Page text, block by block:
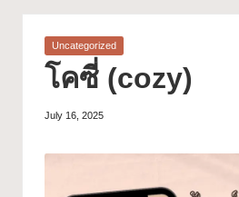
Uncategorized
โคซี่ (cozy)
July 16, 2025